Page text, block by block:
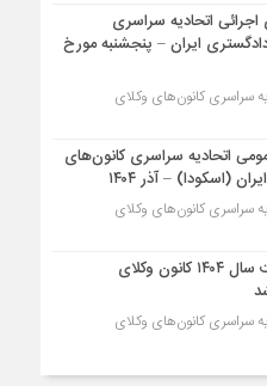
اتحادیه سراسری
ایران – پنجشنبه مورخ
سراسری کانون‌های وکلای
اتحادیه سراسری کانون‌های
(اسکودا) – آذر ۱۴۰۴
سراسری کانون‌های وکلای
نتایج آزمون وکالت سال ۱۴۰۴ کانون وکلای
سراسری کانون‌های وکلای